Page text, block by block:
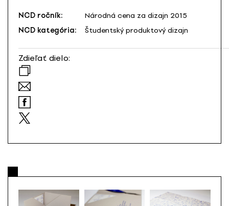
NCD ročník:
Národná cena za dizajn 2015
NCD kategória:
Študentský produktový dizajn
Zdieľať dielo: